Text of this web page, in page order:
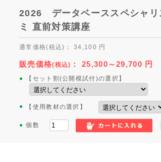
2026 データベーススペシャ
ミ 直前対策講座
通常価格(税込) ：34,100 円
販売価格(税込) ：25,300～29,700 円
● 【セット割(公開模試付)の選択】
● 【使用教材の選択】
● 個数